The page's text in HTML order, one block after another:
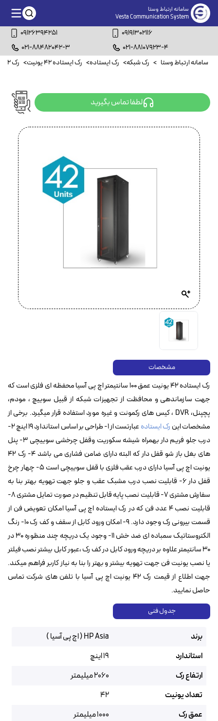
سامانه ارتباط وستا
Vesta Communication System
09126394251
09191302116
021-88482042-3
021-88107923-4
سامانه ارتباط وستا > رک شبکه> رک ایستاده> رک ایستاده ۴۲ یونیت > رک ۴۲ یونیت عمق ۱۰۰ سانتیمتر
لطفا تماس بگیرید
مشخصات
رک ایستاده 42 یونیت عمق ۱۰۰ سانتیمتر اچ پی آسیا محفظه ای فلزی است که
جهت سازماندهی و محافظت از تجهیزات شبکه از قبیل سوییچ ، مودم،
پچپنل، DVR ، کیس های رکمونت و غیره مورد استفاده قرار میگیرد. برخی از
مشخصات این رک ایستاده
عبارتست از ۱- طراحی بر اساس استاندارد ۱۹ اینچ ۲-
درب جلو فریم دار بهمراه شیشه سکوریت وقفل چرخشی سوییچی ۳- پنل
های بغل باز شو قفل دار که البته دارای ضامن فشاری می باشد ۴- رک ۴۲
یونیت اچ پی آسیا دارای درب عقب فلزی با قفل سوییچی است ۵- چهار چرخ
قفل دار ۶- قابلیت نصب درب مشبک عقب و جلو جهت تهویه بهتر بنا به
سفارش مشتری ۷- قابلیت نصب پایه قابل تنظیم در صورت تمایل مشتری ۸-
قابلیت نصب ۴ عدد فن که در رک ایستاده اچ پی آسیا امکان تعویض فن از
قسمت بیرونی رک وجود دارد. ۹- امکان ورود کابل از سقف و کف رک ۱۰- رنگ
الکتروستاتیک سمباده ای ضد خش ۱۱- وجود یک دریچه چند منظوره ۳۰ در
۳۰ سانتیمتر علاوه بر دریچه ورود کابل در کف رک ،عبور کابل بیشتر نصب فیلتر
یا نصب یونیت فن جهت تهویه بیشتر و بهتر را بنا به نیاز کاربر فراهم میکند.
جهت اطلاع از قیمت رک ۴۲ یونیت اچ پی آسیا با تلفن های شرکت تماس
حاصل نمایید.
جدول فنی
برند
HP Asia ( اچ پی آسیا )
استاندارد
19 اینچ
ارتفاع رک
2060 میلیمتر
تعداد یونیت
42
عمق رک
1000 میلیمتر